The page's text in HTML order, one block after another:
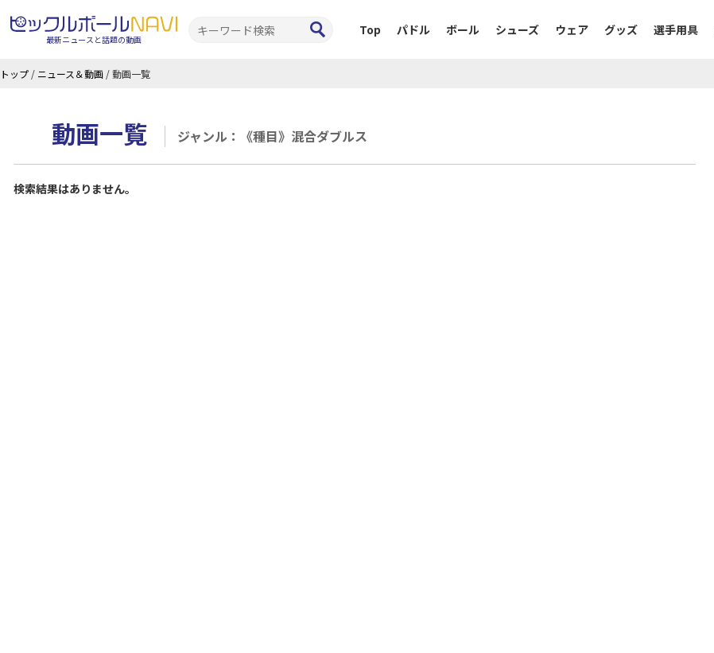
最新ニュースと話題の動画
Top パドル ボール シューズ ウェア グッズ 選手用具
トップ / ニュース＆動画 /動画一覧
動画一覧 ジャンル：《種目》混合ダブルス
検索結果はありません。